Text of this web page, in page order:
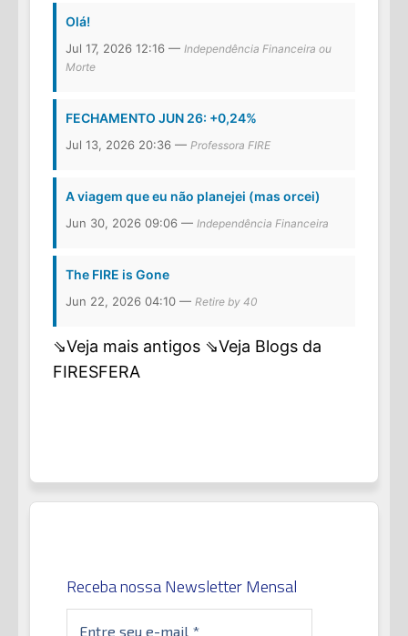
Olá!
Jul 17, 2026 12:16 — Independência Financeira ou
Morte
FECHAMENTO JUN 26: +0,24%
Jul 13, 2026 20:36 — Professora FIRE
A viagem que eu não planejei (mas orcei)
Jun 30, 2026 09:06 — Independência Financeira
The FIRE is Gone
Jun 22, 2026 04:10 — Retire by 40
⇘Veja mais antigos ⇘Veja Blogs da
FIRESFERA
Receba nossa Newsletter Mensal